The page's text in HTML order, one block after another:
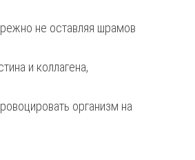
не оставляя шрамов
и коллагена,
организм на